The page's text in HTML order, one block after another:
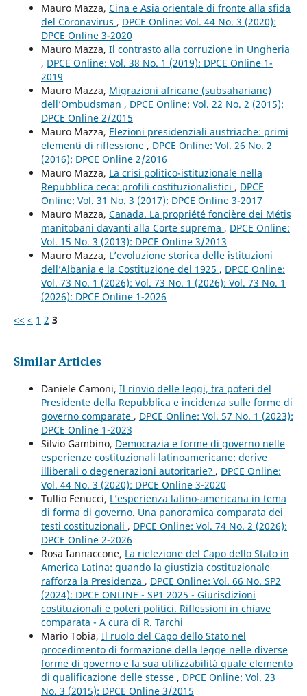
Mauro Mazza, Cina e Asia orientale di fronte alla sfida
del Coronavirus , DPCE Online: Vol. 44 No. 3 (2020):
DPCE Online 3-2020
Mauro Mazza, Il contrasto alla corruzione in Ungheria
, DPCE Online: Vol. 38 No. 1 (2019): DPCE Online 1-
2019
Mauro Mazza, Migrazioni africane (subsahariane)
dell’Ombudsman , DPCE Online: Vol. 22 No. 2 (2015):
DPCE Online 2/2015
Mauro Mazza, Elezioni presidenziali austriache: primi
elementi di riflessione , DPCE Online: Vol. 26 No. 2
(2016): DPCE Online 2/2016
Mauro Mazza, La crisi politico-istituzionale nella
Repubblica ceca: profili costituzionalistici , DPCE
Online: Vol. 31 No. 3 (2017): DPCE Online 3-2017
Mauro Mazza, Canada. La propriété foncière dei Métis
manitobani davanti alla Corte suprema , DPCE Online:
Vol. 15 No. 3 (2013): DPCE Online 3/2013
Mauro Mazza, L’evoluzione storica delle istituzioni
dell’Albania e la Costituzione del 1925 , DPCE Online:
Vol. 73 No. 1 (2026): Vol. 73 No. 1 (2026): Vol. 73 No. 1
(2026): DPCE Online 1-2026
<< < 1 2 3
Similar Articles
Daniele Camoni, Il rinvio delle leggi, tra poteri del
Presidente della Repubblica e incidenza sulle forme di
governo comparate , DPCE Online: Vol. 57 No. 1 (2023):
DPCE Online 1-2023
Silvio Gambino, Democrazia e forme di governo nelle
esperienze costituzionali latinoamericane: derive
illiberali o degenerazioni autoritarie? , DPCE Online:
Vol. 44 No. 3 (2020): DPCE Online 3-2020
Tullio Fenucci, L’esperienza latino-americana in tema
di forma di governo. Una panoramica comparata dei
testi costituzionali , DPCE Online: Vol. 74 No. 2 (2026):
DPCE Online 2-2026
Rosa Iannaccone, La rielezione del Capo dello Stato in
America Latina: quando la giustizia costituzionale
rafforza la Presidenza , DPCE Online: Vol. 66 No. SP2
(2024): DPCE ONLINE - SP1 2025 - Giurisdizioni
costituzionali e poteri politici. Riflessioni in chiave
comparata - A cura di R. Tarchi
Mario Tobia, Il ruolo del Capo dello Stato nel
procedimento di formazione della legge nelle diverse
forme di governo e la sua utilizzabilità quale elemento
di qualificazione delle stesse , DPCE Online: Vol. 23
No. 3 (2015): DPCE Online 3/2015